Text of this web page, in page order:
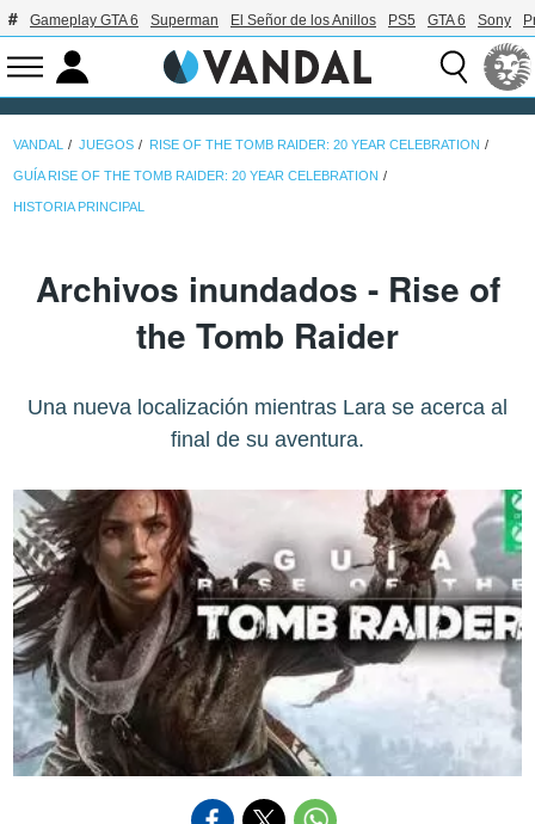
Gameplay GTA 6 Superman El Señor de los Anillos PS5 GTA 6 Sony
VANDAL JUEGOS RISE OF THE TOMB RAIDER: 20 YEAR CELEBRATION
GUÍA RISE OF THE TOMB RAIDER: 20 YEAR CELEBRATION
HISTORIA PRINCIPAL
Archivos inundados - Rise of
the Tomb Raider
Una nueva localización mientras Lara se acerca al
final de su aventura.